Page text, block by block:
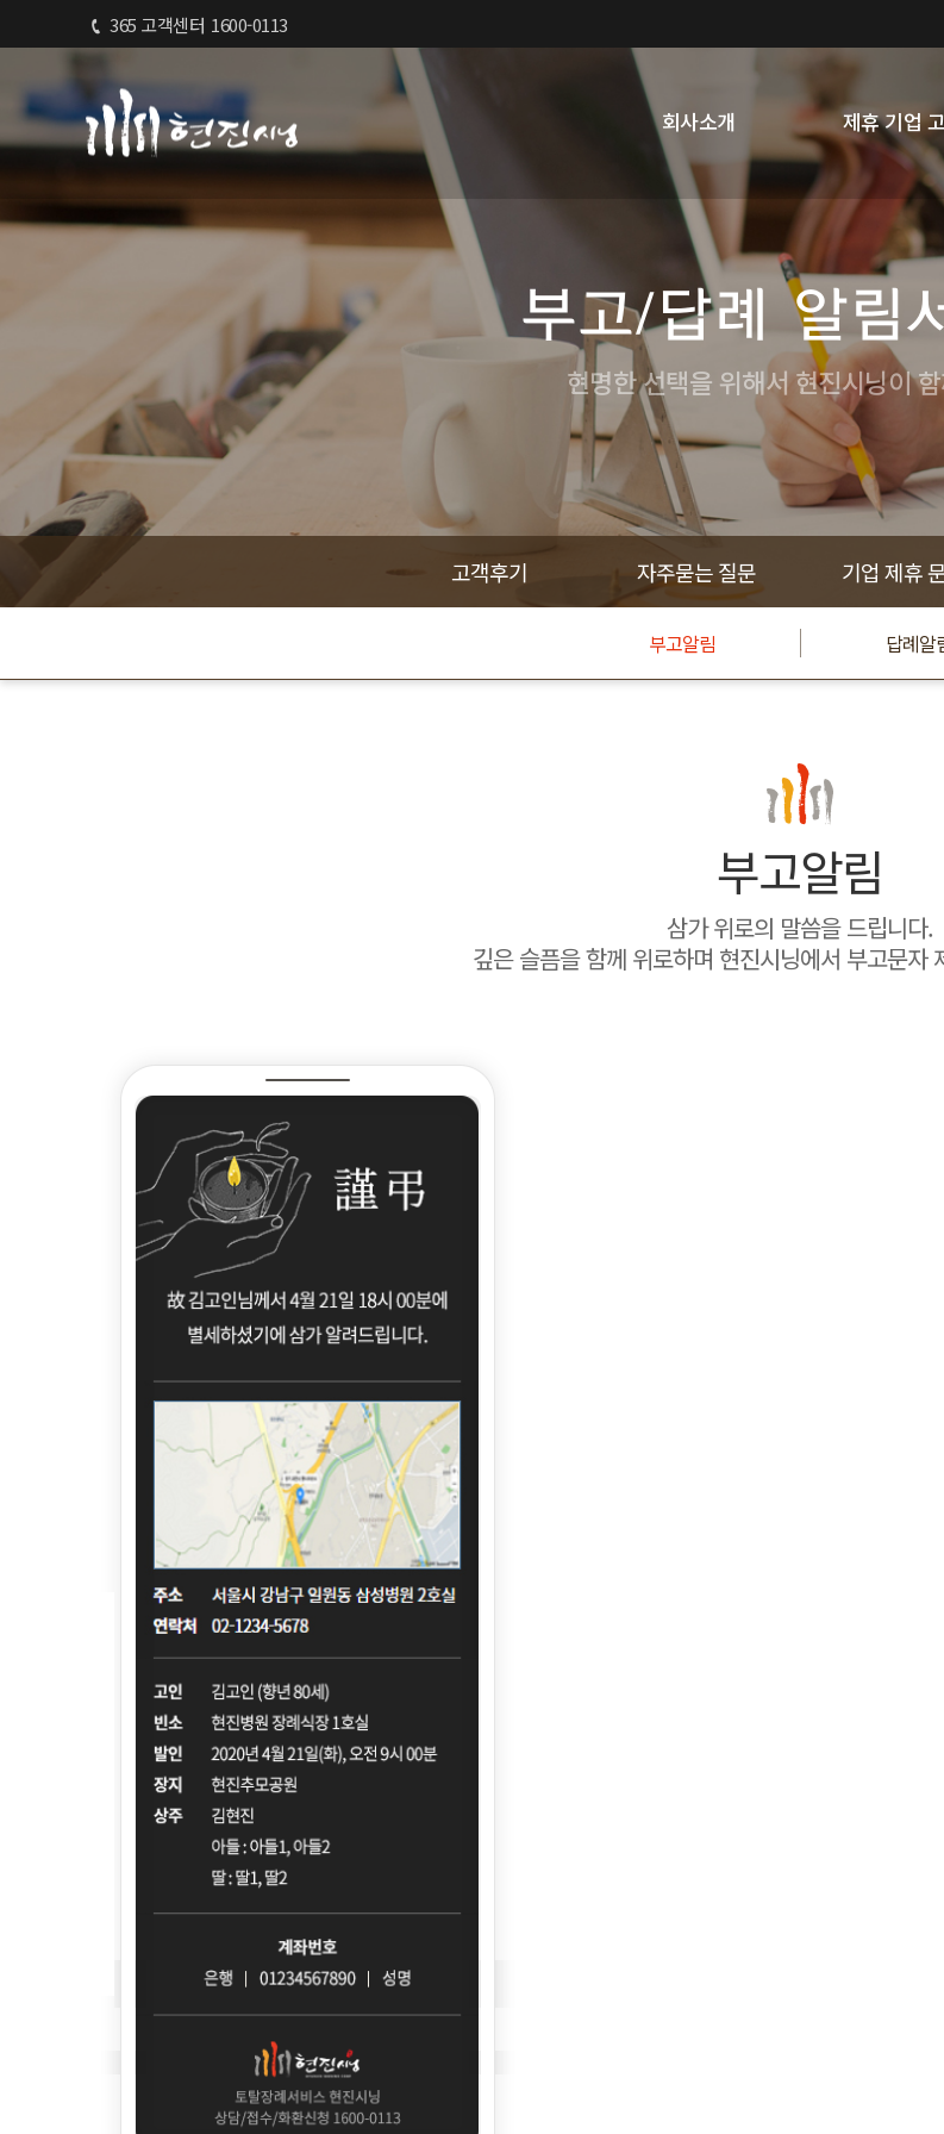
365 고객센터 1600-0113
회사소개 제휴 기업
부고/답례 알림
현명한 선택을 위해서 현진시닝이
고객후기 자주묻는 질문 기업 제휴
부고알림 답례알
부고알림
삼가 위로의 말씀을 드립니다.
깊은 슬픔을 함께 위로하며 현진시닝에서 부고문자